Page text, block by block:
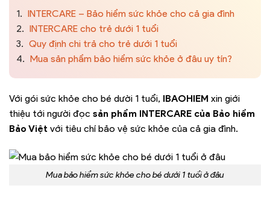
1. INTERCARE – Bảo hiểm sức khỏe cho cả gia đình
2. INTERCARE cho trẻ dưới 1 tuổi
3. Quy định chi trả cho trẻ dưới 1 tuổi
4. Mua sản phẩm bảo hiểm sức khỏe ở đâu uy tín?
Với gói sức khỏe cho bé dười 1 tuổi, IBAOHIEM xin giới
thiệu tới người đọc sản phẩm INTERCARE của Bảo hiểm
Bảo Việt với tiêu chí bảo vệ sức khỏe của cả gia đình.
Mua bảo hiểm sức khỏe cho bé dưới 1 tuổi ở đâu